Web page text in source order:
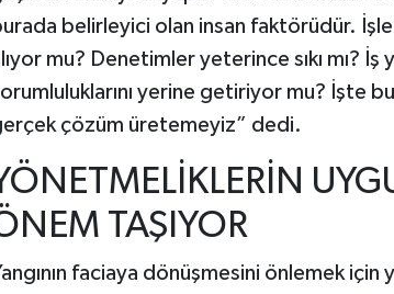
belirleyici olan insan faktörüdür.
mu? Denetimler yeterince sıkı mı?
yerine getiriyor mu? İşte
çözüm üretemeyiz” dedi.
TAŞIYOR
faciaya dönüşmesini önlemek